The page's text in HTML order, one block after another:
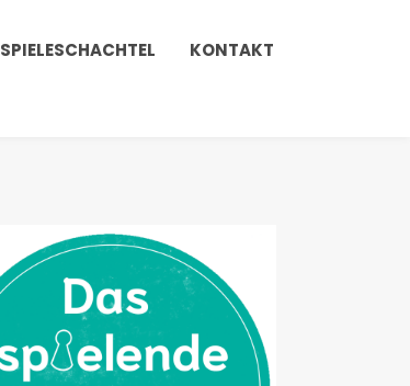
SPIELESCHACHTEL KONTAKT